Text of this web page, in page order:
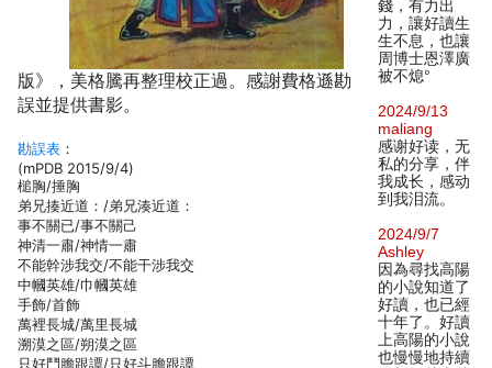
版》，美格騰再整理校正過。感謝費格遜勘
誤並提供書影。
勘誤表 ：
(mPDB 2015/9/4)
槌胸/捶胸
弟兄揍近道：/弟兄湊近道：
事不關已/事不關己
神清一肅/神情一肅
不能幹涉我交/不能干涉我交
中幗英雄/巾幗英雄
手飾/首飾
萬裡長城/萬里長城
溯漠之區/朔漠之區
只好鬥膽跟譚/只好斗膽跟譚
錢，有力出
力，讓好讀生
生不息，也讓
周博士恩澤廣
被不熄°
2024/9/13
maliang
感谢好读，无
私的分享，伴
我成长，感动
到我泪流。
2024/9/7
Ashley
因為尋找高陽
的小說知道了
好讀，也已經
十年了。好讀
上高陽的小說
也慢慢地持續